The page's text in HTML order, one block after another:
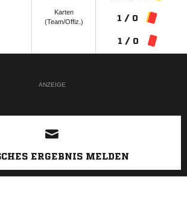
Karten
(Team/Offiz.)
1 / 0
1 / 0
ANZEIGE
ERGEBNIS MELDEN